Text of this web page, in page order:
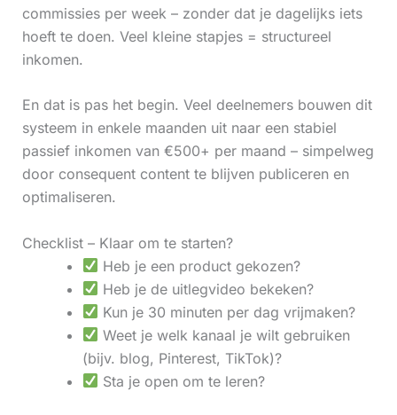
commissies per week – zonder dat je dagelijks iets
hoeft te doen. Veel kleine stapjes = structureel
inkomen.
En dat is pas het begin. Veel deelnemers bouwen dit
systeem in enkele maanden uit naar een stabiel
passief inkomen van €500+ per maand – simpelweg
door consequent content te blijven publiceren en
optimaliseren.
Checklist – Klaar om te starten?
Heb je een product gekozen?
Heb je de uitlegvideo bekeken?
Kun je 30 minuten per dag vrijmaken?
Weet je welk kanaal je wilt gebruiken
(bijv. blog, Pinterest, TikTok)?
Sta je open om te leren?